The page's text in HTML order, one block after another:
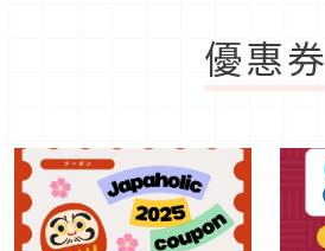
優惠券